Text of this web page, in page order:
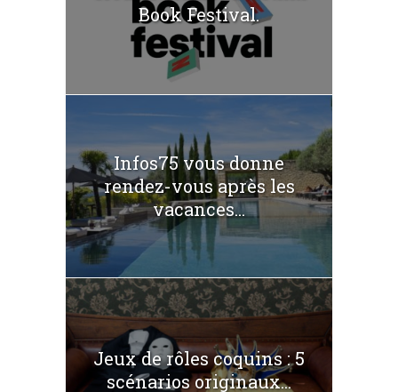
Book Festival.
Infos75 vous donne
rendez-vous après les
vacances...
Jeux de rôles coquins : 5
scénarios originaux...